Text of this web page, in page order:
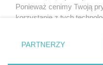
Ponieważ cenimy Twoją
korzystanie z tych
zmienić/wycofać klikając
znajdujący się w lewym
rodzaje przetwarzania
PARTNERZY